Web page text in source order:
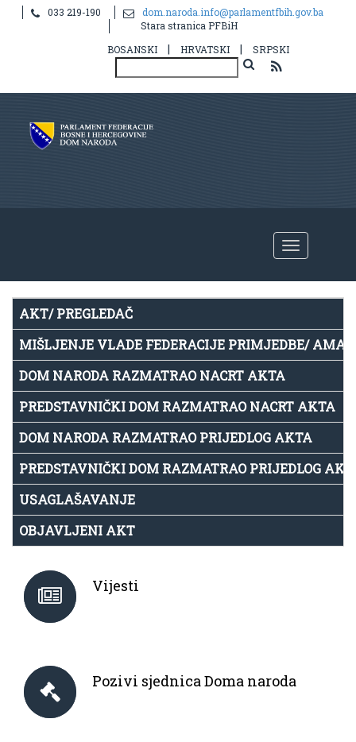
Notice
: Undefined index: idHR in
033 219-190
dom.naroda.info@parlamentfbih.gov.ba
Stara stranica PFBiH
BOSANSKI
| HRVATSKI | SRPSKI
AKT/ PREGLEDAČ
MIŠLJENJE VLADE FEDERACIJE PRIMJEDBE/
DOM NARODA RAZMATRAO NACRT AKTA
PREDSTAVNIČKI DOM RAZMATRAO NACRT AKTA
DOM NARODA RAZMATRAO PRIJEDLOG AKTA
PREDSTAVNIČKI DOM RAZMATRAO PRIJEDLOG
USAGLAŠAVANJE
OBJAVLJENI AKT
Vijesti
Pozivi sjednica Doma naroda